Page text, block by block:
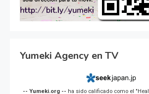
Yumeki Agency en TV
-- Yumeki.org -- ha sido calificado como el